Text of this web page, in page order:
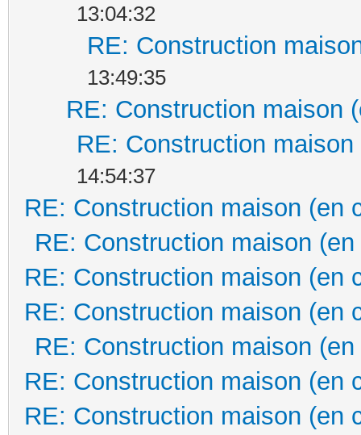
13:04:32
RE: Construction
13:49:35
RE: Construction maison
RE: Construction
14:54:37
RE: Construction maison (en
RE: Construction maison
RE: Construction maison (en
RE: Construction maison (en
RE: Construction maison
RE: Construction maison (en
RE: Construction maison (en